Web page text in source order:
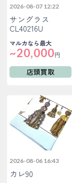
2026-08-07 12:22
サングラス
CL40216U
マルカなら最大
~20,000円
店頭買取
2026-08-06 16:43
カレ90